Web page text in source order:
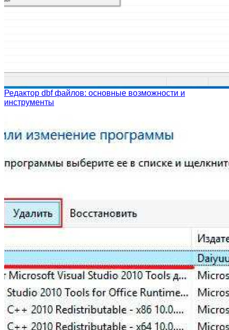
Редактор dbf файлов: основные возможности и
инструменты